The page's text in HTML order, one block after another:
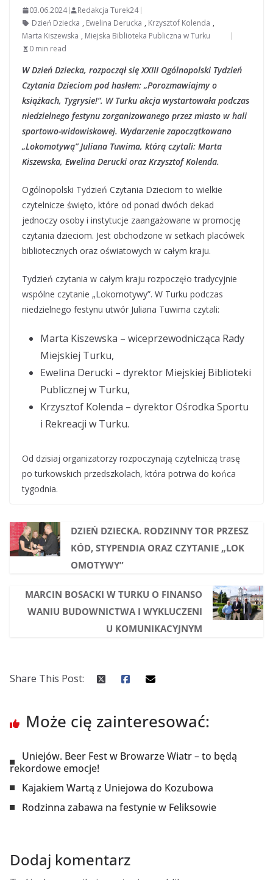
03.06.2024
Redakcja Turek24
Dzień Dziecka , Ewelina Derucka , Krzysztof Kolenda ,
Marta Kiszewska , Miejska Biblioteka Publiczna w Turku
0 min read
W Dzień Dziecka, rozpoczął się XXIII Ogólnopolski Tydzień
Czytania Dzieciom pod hasłem: „Porozmawiajmy o
książkach, Tygrysie!”. W Turku akcja wystartowała podczas
niedzielnego festynu zorganizowanego przez miasto w hali
sportowo-widowiskowej. Wydarzenie zapoczątkowano
„Lokomotywą” Juliana Tuwima, którą czytali: Marta
Kiszewska, Ewelina Derucki oraz Krzysztof Kolenda.
Ogólnopolski Tydzień Czytania Dzieciom to wielkie
czytelnicze święto, które od ponad dwóch dekad
jednoczy osoby i instytucje zaangażowane w promocję
czytania dzieciom. Jest obchodzone w setkach placówek
bibliotecznych oraz oświatowych w całym kraju.
Tydzień czytania w całym kraju rozpoczęło tradycyjnie
wspólne czytanie „Lokomotywy”. W Turku podczas
niedzielnego festynu utwór Juliana Tuwima czytali:
Marta Kiszewska – wiceprzewodnicząca Rady
Miejskiej Turku,
Ewelina Derucki – dyrektor Miejskiej Biblioteki
Publicznej w Turku,
Krzysztof Kolenda – dyrektor Ośrodka Sportu
i Rekreacji w Turku.
Od dzisiaj organizatorzy rozpoczynają czytelniczą trasę
po turkowskich przedszkolach, która potrwa do końca
tygodnia.
DZIEŃ DZIECKA. RODZINNY TOR PRZESZ
KÓD, STYPENDIA ORAZ CZYTANIE „LOK
OMOTYWY”
MARCIN BOSACKI W TURKU O FINANSO
WANIU BUDOWNICTWA I WYKLUCZENI
U KOMUNIKACYJNYM
Share This Post:
Może cię zainteresować:
Uniejów. Beer Fest w Browarze Wiatr – to będą
rekordowe emocje!
Kajakiem Wartą z Uniejowa do Kozubowa
Rodzinna zabawa na festynie w Feliksowie
Dodaj komentarz